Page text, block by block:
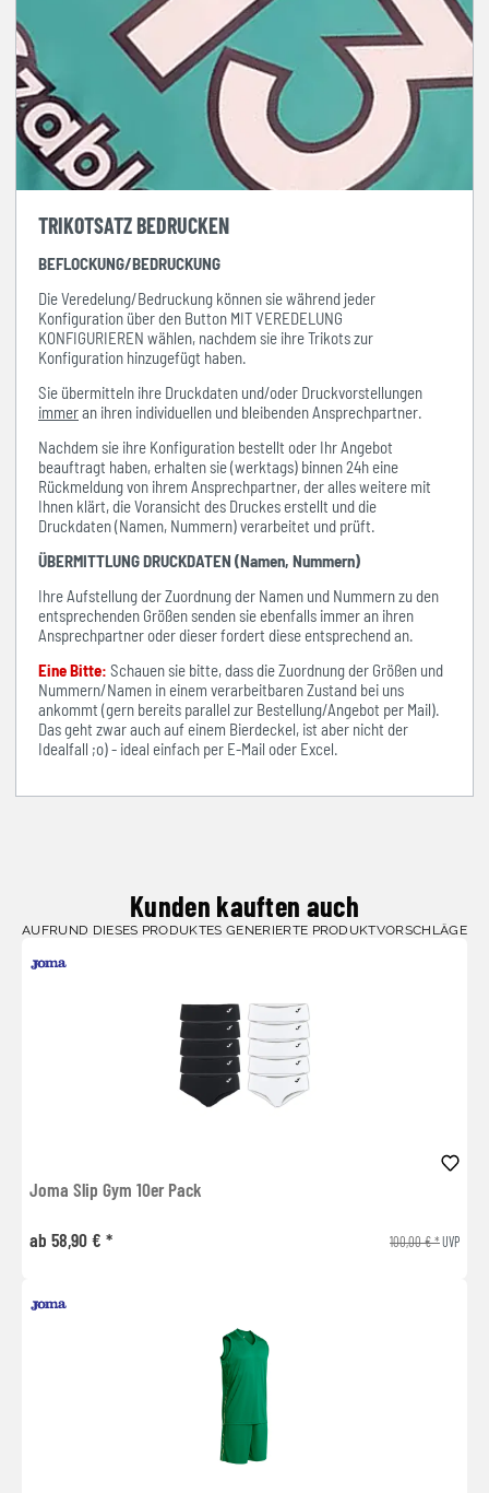
TRIKOTSATZ BEDRUCKEN
BEFLOCKUNG/BEDRUCKUNG
Die Veredelung/Bedruckung können sie während jeder
Konfiguration über den Button MIT VEREDELUNG
KONFIGURIEREN wählen, nachdem sie ihre Trikots zur
Konfiguration hinzugefügt haben.
Sie übermitteln ihre Druckdaten und/oder Druckvorstellungen
immeran ihren individuellen und bleibenden Ansprechpartner.
Nachdem sie ihre Konfiguration bestellt oder Ihr Angebot
beauftragt haben, erhalten sie (werktags) binnen 24h eine
Rückmeldung von ihrem Ansprechpartner, der alles weitere mit
Ihnen klärt, die Voransicht des Druckes erstellt und die
Druckdaten (Namen, Nummern) verarbeitet und prüft.
ÜBERMITTLUNG DRUCKDATEN (Namen, Nummern)
Ihre Aufstellung der Zuordnung der Namen und Nummern zu den
entsprechenden Größen senden sie ebenfalls immer an ihren
Ansprechpartner oder dieser fordert diese entsprechend an.
Eine Bitte: Schauen sie bitte, dass die Zuordnung der Größen und
Nummern/Namen in einem verarbeitbaren Zustand bei uns
ankommt (gern bereits parallel zur Bestellung/Angebot per Mail).
Das geht zwar auch auf einem Bierdeckel, ist aber nicht der
Idealfall ;o) - ideal einfach per E-Mail oder Excel.
Kunden kauften auch
AUFRUND DIESES PRODUKTES GENERIERTE PRODUKTVORSCHLÄGE
Joma Slip Gym 10er Pack
ab 58,90 € * 100,00 € *UVP